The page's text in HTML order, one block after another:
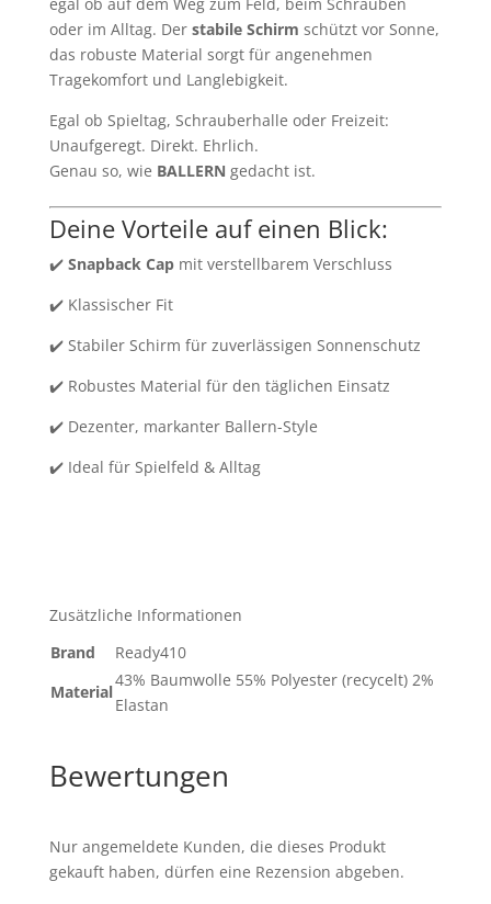
oder im Alltag. Der stabile Schirm schützt vor Sonne,
das robuste Material sorgt für angenehmen
Tragekomfort und Langlebigkeit.
Egal ob Spieltag, Schrauberhalle oder Freizeit:
Unaufgeregt. Direkt. Ehrlich.
Genau so, wie BALLERN gedacht ist.
Deine Vorteile auf einen Blick:
✔️ Snapback Capmit verstellbarem Verschluss
✔️ Klassischer Fit
✔️ Stabiler Schirm für zuverlässigen Sonnenschutz
✔️ Robustes Material für den täglichen Einsatz
✔️ Dezenter, markanter Ballern-Style
✔️ Ideal für Spielfeld & Alltag
Zusätzliche Informationen
Brand
Ready410
Material
43% Baumwolle 55% Polyester (recycelt) 2%
Elastan
Bewertungen
Nur angemeldete Kunden, die dieses Produkt
gekauft haben, dürfen eine Rezension abgeben.